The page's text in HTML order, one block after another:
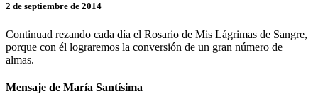
2 de septiembre de 2014
Continuad rezando cada día el Rosario de Mis Lágrimas de Sangre,
porque con él lograremos la conversión de un gran número de
almas.
Mensaje de María Santísima